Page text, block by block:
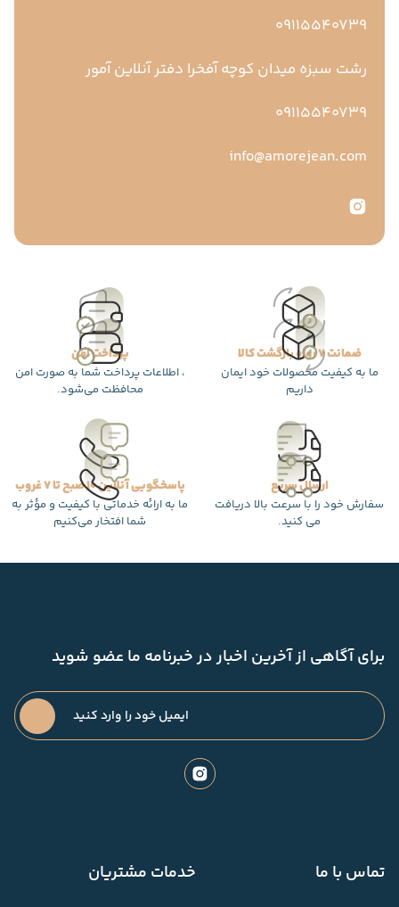
09115540739
رشت سبزه میدان کوچه آفخرا دفتر آنلاین آمور
09115540739
info@amorejean.com
ضمانت 7 روزه بازگشت کالا
ما به کیفیت محصولات خود ایمان
داریم
پرداخت امن
، اطلاعات پرداخت شما به صورت امن
محافظت می‌شود.
ارسال سریع
سفارش خود را با سرعت بالا دریافت
می کنید.
پاسخگویی آنلاین 10 صبح تا 7 غروب
ما به ارائه خدماتی با کیفیت و مؤثر به
شما افتخار می‌کنیم
برای آگاهی از آخرین اخبار در خبرنامه ما عضو شوید
تماس با ما خدمات مشتریان